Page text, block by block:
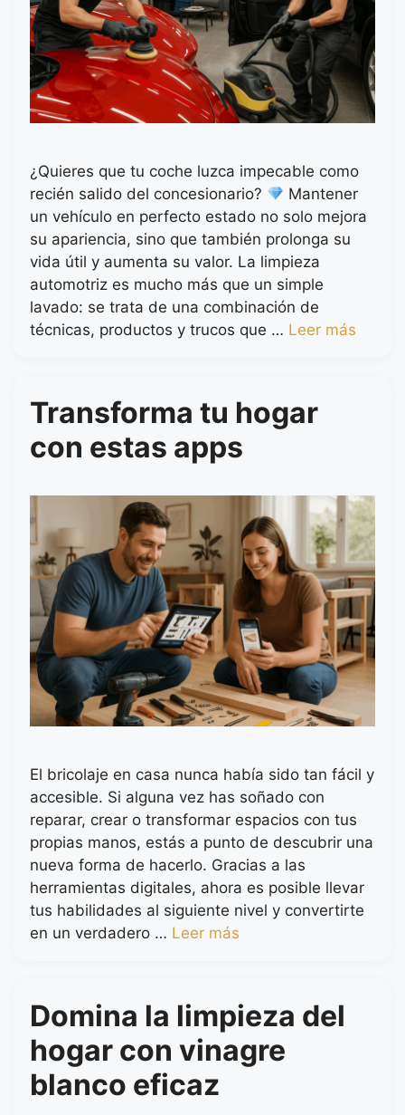
¿Quieres que tu coche luzca impecable como
recién salido del concesionario?
Mantener
un vehículo en perfecto estado no solo mejora
su apariencia, sino que también prolonga su
vida útil y aumenta su valor. La limpieza
automotriz es mucho más que un simple
lavado: se trata de una combinación de
técnicas, productos y trucos que … Leer más
Transforma tu hogar
con estas apps
El bricolaje en casa nunca había sido tan fácil y
accesible. Si alguna vez has soñado con
reparar, crear o transformar espacios con tus
propias manos, estás a punto de descubrir una
nueva forma de hacerlo. Gracias a las
herramientas digitales, ahora es posible llevar
tus habilidades al siguiente nivel y convertirte
en un verdadero … Leer más
Domina la limpieza del
hogar con vinagre
blanco eficaz